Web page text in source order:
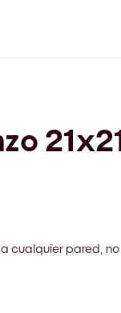
21x21
cualquier pared, no